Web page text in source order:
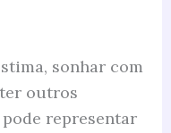
sonhar com
outros
representar